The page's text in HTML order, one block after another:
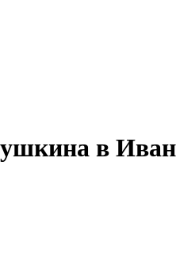
в